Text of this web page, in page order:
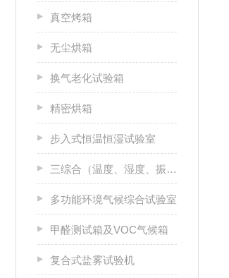
真空烤箱
无尘烘箱
换气老化试验箱
精密烘箱
步入式恒温恒湿试验室
三综合（温度、湿度、振动）试验箱
多功能环境气候综合试验室
甲醛测试箱及VOC气候箱
复合式盐雾试验机